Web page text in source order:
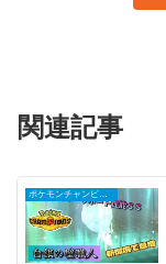
関連記事
ポケモンチャンピオンズ